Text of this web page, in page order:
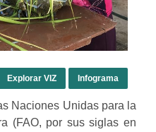
Explorar VIZ Infograma
Naciones Unidas para la
(FAO, por sus siglas en